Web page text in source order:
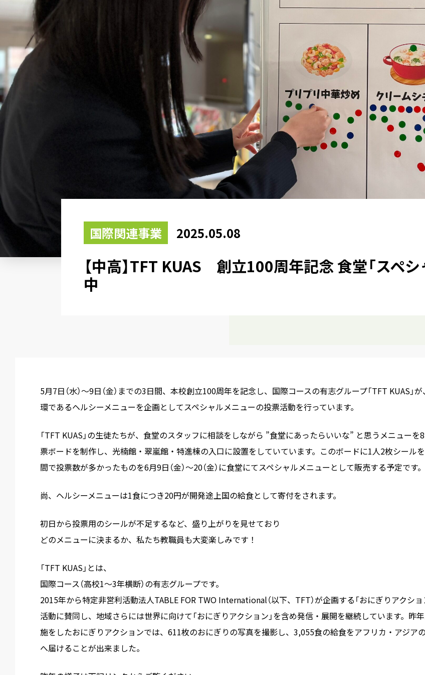
国際関連事業 2025.05.08
【中高】TFT KUAS 創立100周年記念 食堂「スペ
中
5月7日（水）～9日（金）までの3日間、本校創立100周年を記念し、国際コースの有志グループ「TFT KUAS」
環であるヘルシーメニューを企画としてスペシャルメニューの投票活動を行っています。
「TFT KUAS」の生徒たちが、食堂のスタッフに相談をしながら ”食堂にあったらいいな” と思うメニューを
票ボードを制作し、光楠館・翠嵐館・特進棟の入口に設置をしていています。このボードに1人2枚シール
間で投票数が多かったものを6月9日（金）～20（金）に食堂にてスペシャルメニューとして販売する予定です。
尚、ヘルシーメニューは1食につき20円が開発途上国の給食として寄付をされます。
初日から投票用のシールが不足するなど、盛り上がりを見せており
どのメニューに決まるか、私たち教職員も大変楽しみです！
「TFT KUAS」とは、
国際コース（高校1～3年横断）の有志グループです。
2015年から特定非営利活動法人TABLE FOR TWO International（以下、TFT）が企画する「おにぎりアクショ
活動に賛同し、地域さらには世界に向けて「おにぎりアクション」を含め発信・展開を継続しています。昨
施をしたおにぎりアクションでは、611枚のおにぎりの写真を撮影し、3,055食の給食をアフリカ・アジア
へ届けることが出来ました。